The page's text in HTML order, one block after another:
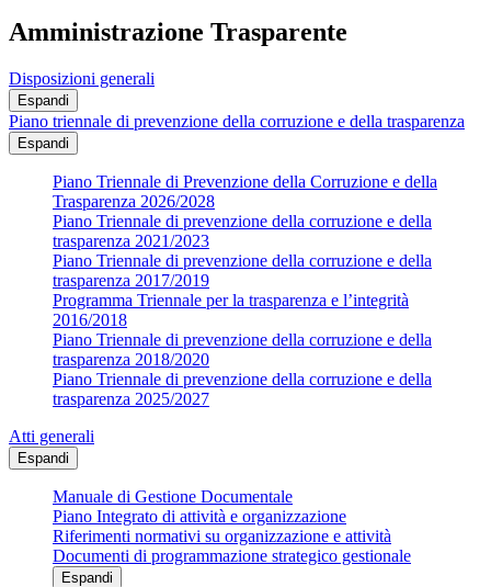
Amministrazione Trasparente
Disposizioni generali
Espandi
Piano triennale di prevenzione della corruzione e della trasparenza
Espandi
Piano Triennale di Prevenzione della Corruzione e della
Trasparenza 2026/2028
Piano Triennale di prevenzione della corruzione e della
trasparenza 2021/2023
Piano Triennale di prevenzione della corruzione e della
trasparenza 2017/2019
Programma Triennale per la trasparenza e l’integrità
2016/2018
Piano Triennale di prevenzione della corruzione e della
trasparenza 2018/2020
Piano Triennale di prevenzione della corruzione e della
trasparenza 2025/2027
Atti generali
Espandi
Manuale di Gestione Documentale
Piano Integrato di attività e organizzazione
Riferimenti normativi su organizzazione e attività
Documenti di programmazione strategico gestionale
Espandi